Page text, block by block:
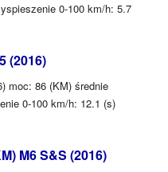
0-100 km/h: 5.7
(2016)
moc: 86 (KM) średnie
0-100 km/h: 12.1 (s)
M6 S&S (2016)